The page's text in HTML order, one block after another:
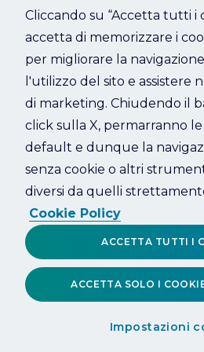
Refresh
Cliccando su “Accetta tutti i
accetta di memorizzare i
per migliorare la
l'utilizzo del sito e assistere
di marketing. Chiudendo il
click sulla X, permarranno
default e dunque la
senza cookie o altri
diversi da quelli
Cookie Policy
Impostazioni
ACCETTA SOLO I
ACCETTA TUTTI I